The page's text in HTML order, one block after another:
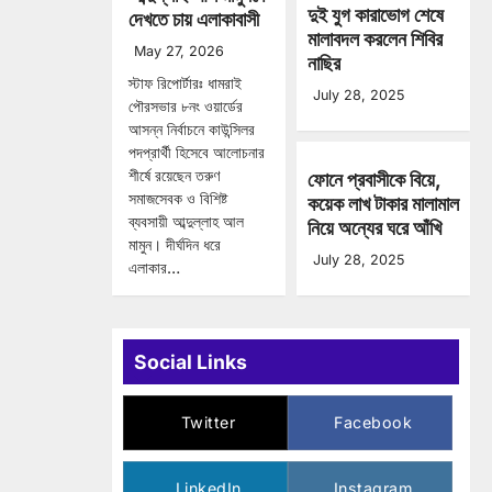
দেখতে চায় এলাকাবাসী
May 27, 2026
স্টাফ রিপোর্টারঃ ধামরাই
পৌরসভার ৮নং ওয়ার্ডের
আসন্ন নির্বাচনে কাউন্সিলর
পদপ্রার্থী হিসেবে আলোচনার
শীর্ষে রয়েছেন তরুণ
সমাজসেবক ও বিশিষ্ট
ব্যবসায়ী আব্দুল্লাহ আল
মামুন। দীর্ঘদিন ধরে
এলাকার…
দুই যুগ কারাভোগ শেষে
মালাবদল করলেন শিবির
নাছির
July 28, 2025
ফোনে প্রবাসীকে বিয়ে,
কয়েক লাখ টাকার মালামাল
নিয়ে অন্যের ঘরে আঁখি
July 28, 2025
Social Links
Twitter Facebook
LinkedIn Instagram